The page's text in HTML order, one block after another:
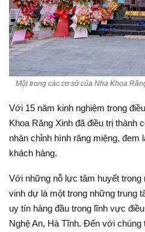
Một trong các cơ sở của Nha Khoa
Với 15 năm kinh nghiệm trong
Khoa Răng Xinh đã điều trị thành
nhân chỉnh hình răng miệng,
khách hàng.
Với những nỗ lực tâm huyết trong
vinh dự là một trong những trung
uy tín hàng đầu trong lĩnh vực
Nghệ An, Hà Tĩnh. Đến với chúng